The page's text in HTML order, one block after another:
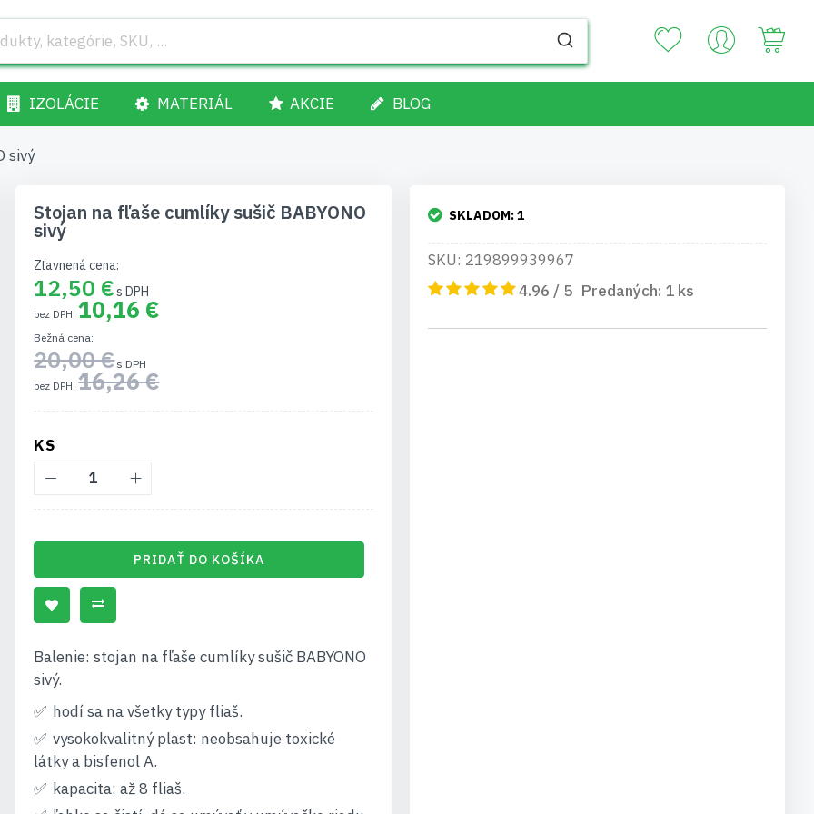
IZOLÁCIE MATERIÁL AKCIE BLOG
sivý
Stojan na fľaše cumlíky sušič BABYONO
sivý
Zľavnená cena
12,50 €
10,16 €
Bežná cena
20,00 €
16,26 €
KS
PRIDAŤ DO KOŠÍKA
Balenie: stojan na fľaše cumlíky sušič BABYONO
sivý.
hodí sa na všetky typy fliaš.
vysokokvalitný plast: neobsahuje toxické
látky a bisfenol A.
kapacita: až 8 fliaš.
SKLADOM:1
SKU: 219899939967
4.96 / 5 Predaných: 1ks